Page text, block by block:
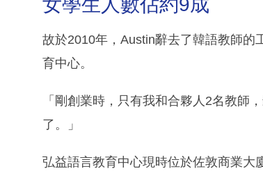
女學生人數佔約9成
故於2010年，Austin辭去了韓語教師的
育中心。
「剛創業時，只有我和合夥人2名教師
了。」
弘益語言教育中心現時位於佐敦商業大